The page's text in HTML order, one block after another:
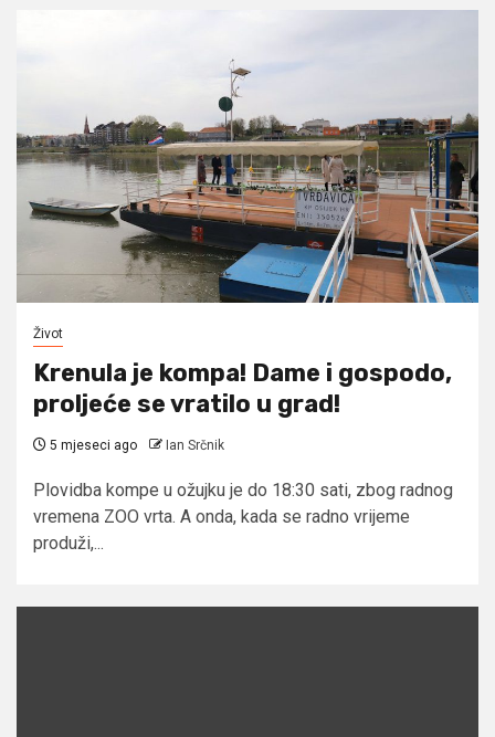
Život
Krenula je kompa! Dame i gospodo,
proljeće se vratilo u grad!
5 mjeseci ago Ian Srčnik
Plovidba kompe u ožujku je do 18:30 sati, zbog radnog
vremena ZOO vrta. A onda, kada se radno vrijeme
produži,...